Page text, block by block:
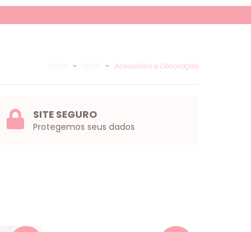
- - Acessórios e Decoração
SITE SEGURO
Protegemos seus dados